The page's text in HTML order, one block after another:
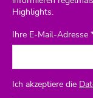
Highlights.
Ihre E-Mail-Adresse
Ich akzeptiere die